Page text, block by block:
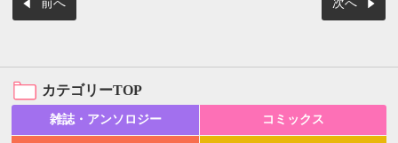
前へ 次へ
カテゴリーTOP
雑誌・アンソロジー コミックス